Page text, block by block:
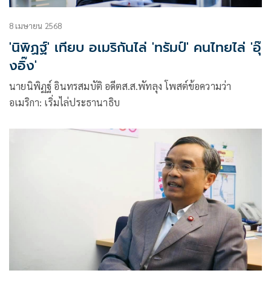
8 เมษายน 2568
'นิพิฏฐ์' เทียบ อเมริกันไล่ 'ทรัมป์' คนไทยไล่ 'อุ๊
งอิ๊ง'
นายนิพิฏฐ์ อินทรสมบัติ อดีตส.ส.พัทลุง โพสต์ข้อความว่า
อเมริกา: เริ่มไล่ประธานาธิบ